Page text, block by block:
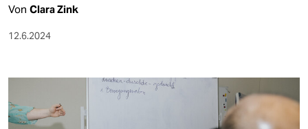
Von Clara Zink
12.6.2024